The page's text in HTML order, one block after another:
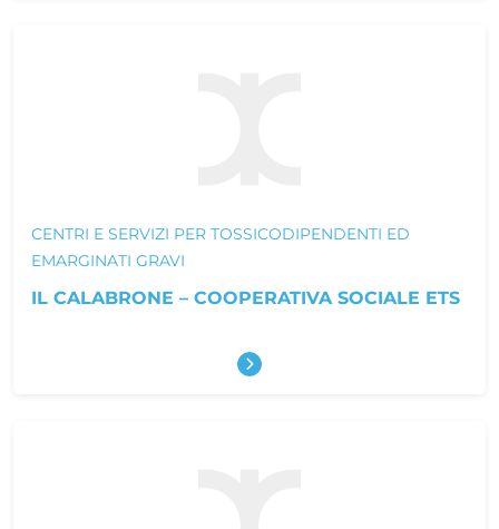
CENTRI E SERVIZI PER TOSSICODIPENDENTI ED
EMARGINATI GRAVI
IL CALABRONE – COOPERATIVA SOCIALE ETS
Scopri di più